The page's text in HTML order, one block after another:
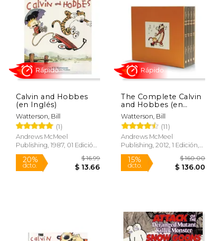
15%
dcto.
$ 24.99
$ 21.24
20%
Calvin and Hobbes
(en Inglés)
Watterson, Bill
(1)
Andrews McMeel
Publishing, 1987, 01 Edición,
Tapa Blanda, Nuevo
Rápido
The Complete Calvin
and Hobbes (en
Inglés)
Watterson, Bill
(11)
Andrews McMeel
Publishing, 2012, 1 Edición,
Tapa Blanda, Nuevo
Rápido